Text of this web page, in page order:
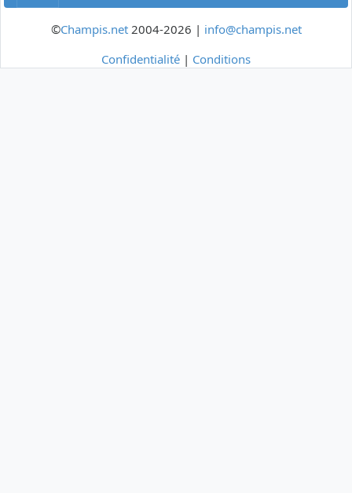
©Champis.net2004-2026 | info@champis.net
Confidentialité | Conditions